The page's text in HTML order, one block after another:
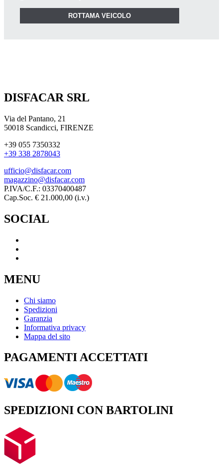
ROTTAMA VEICOLO
DISFACAR SRL
Via del Pantano, 21
50018 Scandicci, FIRENZE
+39 055 7350332
+39 338 2878043
ufficio@disfacar.com
magazzino@disfacar.com
P.IVA/C.F.: 03370400487
Cap.Soc. € 21.000,00 (i.v.)
SOCIAL
MENU
Chi siamo
Spedizioni
Garanzia
Informativa privacy
Mappa del sito
PAGAMENTI ACCETTATI
SPEDIZIONI CON BARTOLINI